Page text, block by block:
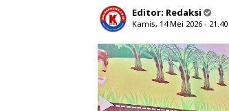
Editor: Redaksi
Kamis, 14 Mei 2026 - 21.40